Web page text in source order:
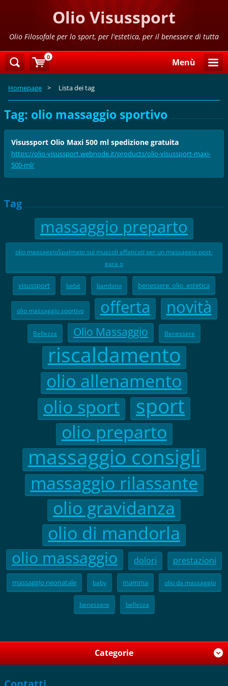
Olio Visussport
Olio Filosofale per lo sport, per l'estetica, per il benessere di tutta
Menù
Homepage > Lista dei tag
Tag: olio massaggio sportivo
Visussport Olio Maxi 500 ml spedizione gratuita
https://olio-visussport.webnode.it/products/olio-visussport-maxi-
500-ml/
Tag
massaggio preparto
olio massaggioSpalmato sui muscoli affaticati per un massaggio post-
gara o
visussport bebè bambino benessere. olio. estetica
olio massaggio sportivo offerta novità
Bellezza Olio Massaggio Benessere
riscaldamento
olio allenamento
olio sport
sport
olio preparto
massaggio consigli
massaggio rilassante
olio gravidanza
olio di mandorla
olio massaggio dolori prestazioni
massaggio neonatale baby mamma olio da massaggio
benessere bellezza
Categorie
0